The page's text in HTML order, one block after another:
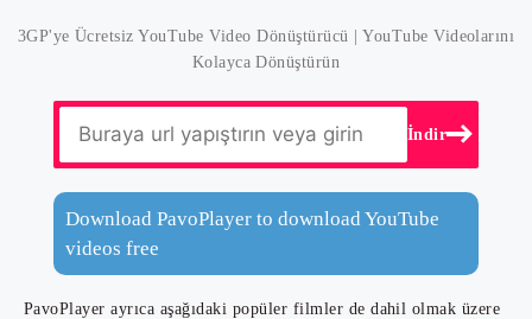
3GP'ye Ücretsiz YouTube Video Dönüştürücü | YouTube Videolarını
Kolayca Dönüştürün
İndir
Download PavoPlayer to download YouTube
videos free
PavoPlayer ayrıca aşağıdaki popüler filmler de dahil olmak üzere